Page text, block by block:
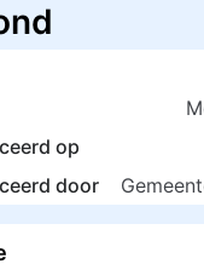
op
door